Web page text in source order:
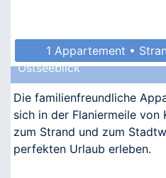
1 Appartement •
Ostseeblick
Die familienfreundliche
sich in der Flaniermeile von
zum Strand und zum
perfekten Urlaub erleben.